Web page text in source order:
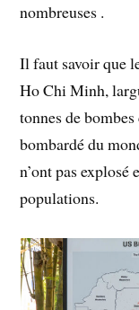
nombreuses .
Il faut savoir que
Ho Chi Minh,
tonnes de
bombardé du
n’ont pas
populations.